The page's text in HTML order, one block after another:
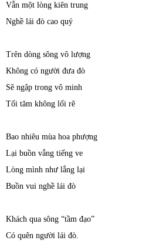
Vẫn một lòng kiên trung
Nghề lái đò cao quý
Trên dòng sông vô lượng
Không có người đưa đò
Sẽ ngập trong vô minh
Tối tăm không lối rẽ
Bao nhiêu mùa hoa phượng
Lại buồn vắng tiếng ve
Lòng mình như lắng lại
Buồn vui nghề lái đò
Khách qua sông “tầm đạo”
Có quên người lái đò.